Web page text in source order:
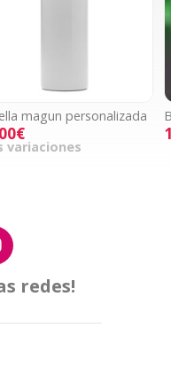
magun personalizada
variaciones
redes!